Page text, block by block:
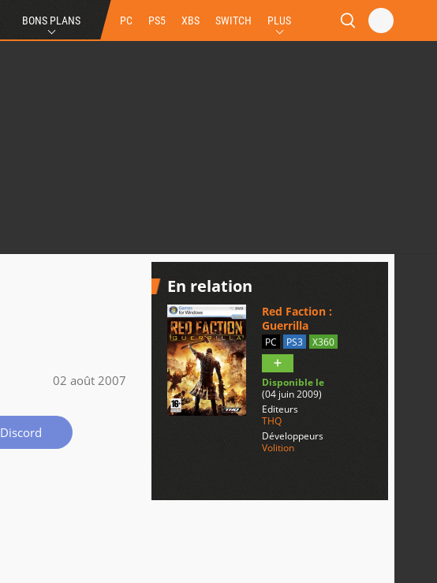
BONS PLANS PC PS5 XBS SWITCH PLUS
02 août 2007
Discord
En relation
Red Faction :
Guerrilla
PC PS3 X360
Disponible le
(04 juin 2009)
Editeurs
THQ
Développeurs
Volition